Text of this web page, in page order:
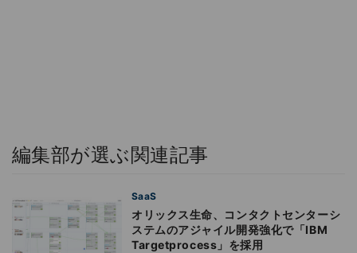
編集部が選ぶ関連記事
SaaS
オリックス生命、コンタクトセンターシ
ステムのアジャイル開発強化で「IBM
Targetprocess」を採用